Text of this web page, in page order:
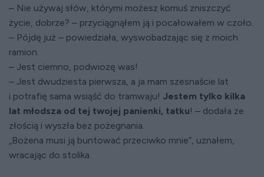
– Nie używaj słów, którymi możesz komuś zniszczyć
życie, dobrze? – przyciągnąłem ją i pocałowałem w czoło.
– Pójdę już – powiedziała, wyswobadzając się z moich
ramion.
– Jest ciemno, podwiozę was!
– Jest dwudziesta pierwsza, a ja mam szesnaście lat
i potrafię sama wsiąść do tramwaju! Jestem tylko kilka
lat młodsza od tej twojej panienki, tatku! – dodała ze
złością i wyszła bez pożegnania.
„Bożena musi ją buntować przeciwko mnie”, uznałem,
wracając do stolika.